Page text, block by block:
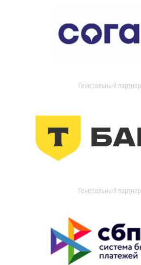
Генеральный партнер
Генеральный партнер